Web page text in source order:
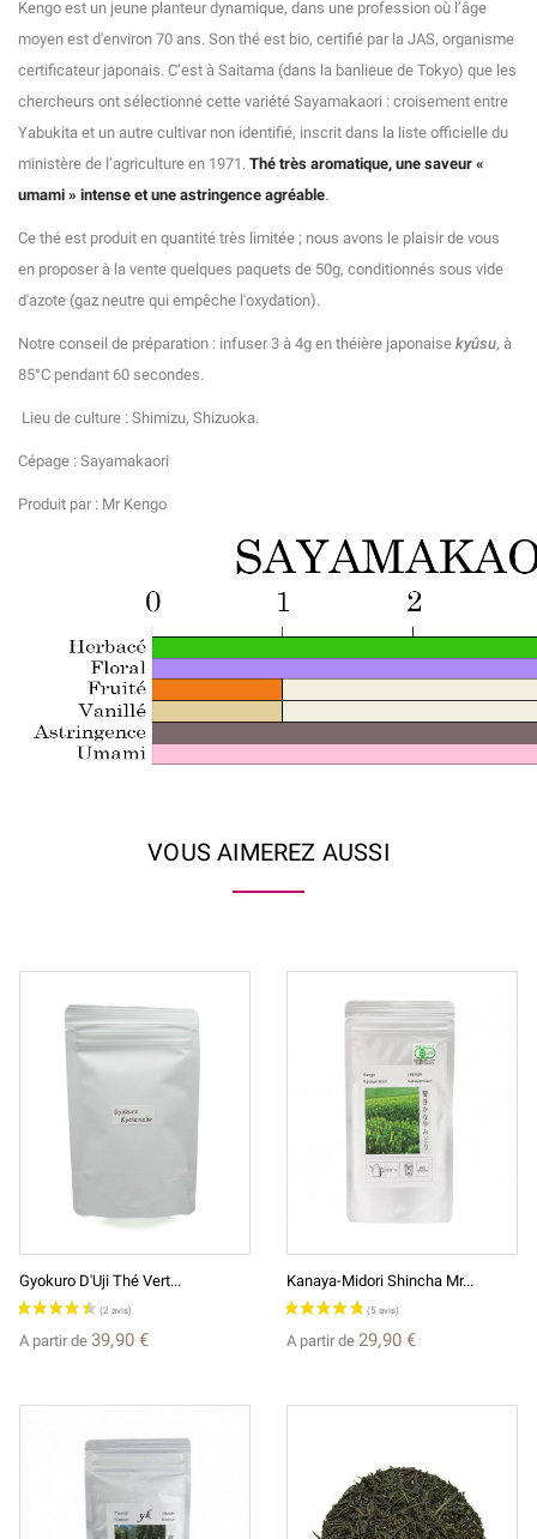
Kengo est un jeune planteur dynamique, dans une profession où l’âge
moyen est d'environ 70 ans. Son thé est bio, certifié par la JAS, organisme
certificateur japonais. C’est à Saitama (dans la banlieue de Tokyo) que les
chercheurs ont sélectionné cette variété Sayamakaori : croisement entre
Yabukita et un autre cultivar non identifié, inscrit dans la liste officielle du
ministère de l’agriculture en 1971. Thé très aromatique, une saveur «
umami » intense et une astringence agréable.
Ce thé est produit en quantité très limitée ; nous avons le plaisir de vous
en proposer à la vente quelques paquets de 50g, conditionnés sous vide
d'azote (gaz neutre qui empêche l'oxydation).
Notre conseil de préparation : infuser 3 à 4g en théière japonaise kyûsu, à
85°C pendant 60 secondes.
Lieu de culture : Shimizu, Shizuoka.
Cépage : Sayamakaori
Produit par : Mr Kengo
VOUS AIMEREZ AUSSI
Gyokuro D'Uji Thé Vert...
A partir de 39,90 €
Kanaya-Midori Shincha Mr...
A partir de 29,90 €